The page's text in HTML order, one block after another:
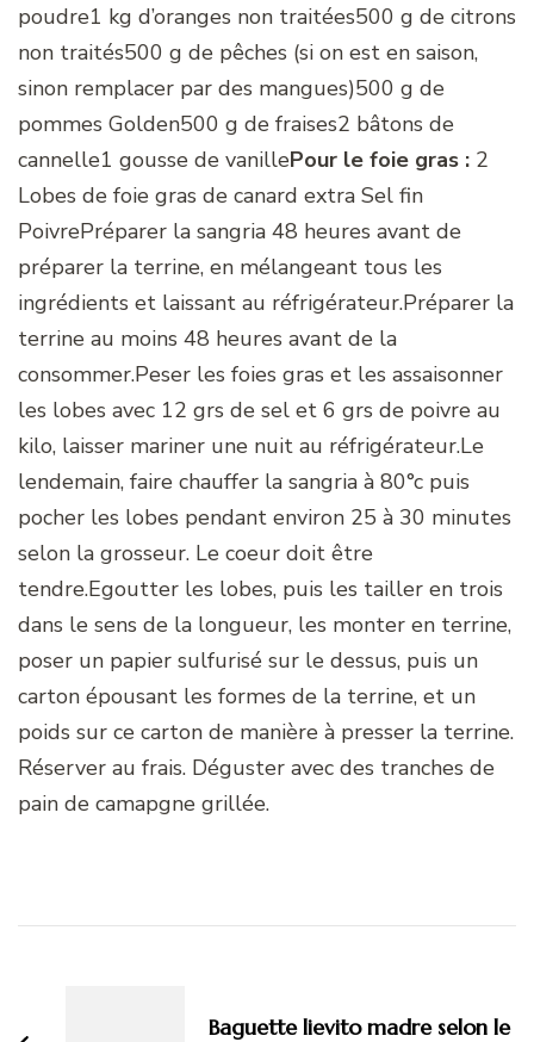
poudre1 kg d’oranges non traitées500 g de citrons
non traités500 g de pêches (si on est en saison,
sinon remplacer par des mangues)500 g de
pommes Golden500 g de fraises2 bâtons de
cannelle1 gousse de vanillePour le foie gras : 2
Lobes de foie gras de canard extra Sel fin
PoivrePréparer la sangria 48 heures avant de
préparer la terrine, en mélangeant tous les
ingrédients et laissant au réfrigérateur.Préparer la
terrine au moins 48 heures avant de la
consommer.Peser les foies gras et les assaisonner
les lobes avec 12 grs de sel et 6 grs de poivre au
kilo, laisser mariner une nuit au réfrigérateur.Le
lendemain, faire chauffer la sangria à 80°c puis
pocher les lobes pendant environ 25 à 30 minutes
selon la grosseur. Le coeur doit être
tendre.Egoutter les lobes, puis les tailler en trois
dans le sens de la longueur, les monter en terrine,
poser un papier sulfurisé sur le dessus, puis un
carton épousant les formes de la terrine, et un
poids sur ce carton de manière à presser la terrine.
Réserver au frais. Déguster avec des tranches de
pain de camapgne grillée.
Baguette lievito madre selon le